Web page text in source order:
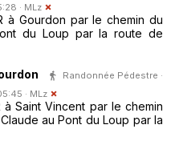
· MLz
à Gourdon par le chemin du
du Loup par la route de
Randonnée Pédestre ·
· MLz
Saint Vincent par le chemin
au Pont du Loup par la